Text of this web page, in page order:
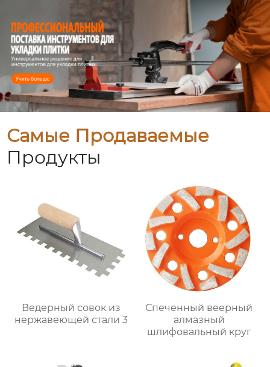
Самые Продаваемые
Продукты
Ведерный совок из
нержавеющей стали 3
Спеченный веерный
алмазный
шлифовальный круг